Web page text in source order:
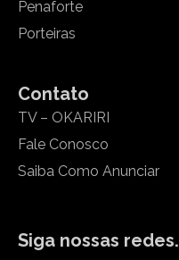
Penaforte
Porteiras
Contato
TV – OKARIRI
Fale Conosco
Saiba Como Anunciar
Siga nossas redes.